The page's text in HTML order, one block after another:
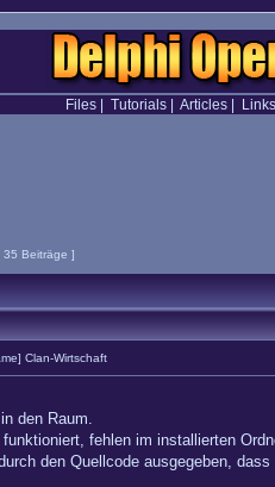
Files| Tutorials| Articles| Links
35 Beiträge ]
Clan-Wirtschaft
den Raum.
fehlen im installierten
den Quellcode ausgegeben,